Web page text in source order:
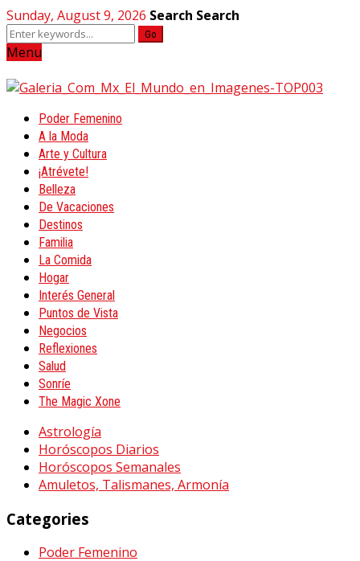
Sunday, August 9, 2026 Search Search
Go
Menu
Poder Femenino
A la Moda
Arte y Cultura
¡Atrévete!
Belleza
De Vacaciones
Destinos
Familia
La Comida
Hogar
Interés General
Puntos de Vista
Negocios
Reflexiones
Salud
Sonríe
The Magic Xone
Astrología
Horóscopos Diarios
Horóscopos Semanales
Amuletos, Talismanes, Armonía
Categories
Poder Femenino